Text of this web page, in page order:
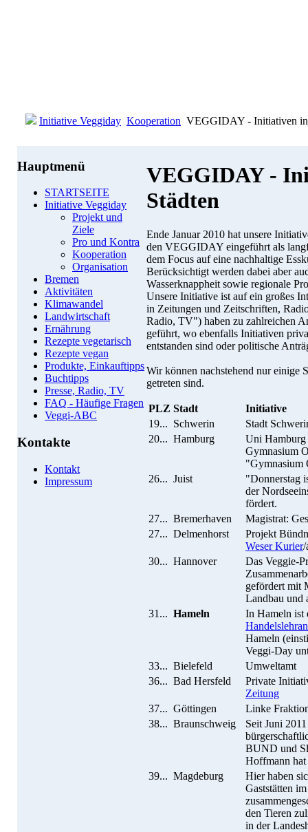
Initiative Veggiday Kooperation VEGGIDAY - Initiativen in
Hauptmenü
STARTSEITE
Initiative Veggiday
Projekt und
Ziele
Pro und Kontra
Kooperation
Organisation
Bremen
Aktivitäten
Klimawandel
Landwirtschaft
Ernährung
Rezepte vegetarisch
Rezepte vegan
Produkte, Einkauftipps
Buchtipps
Presse, Radio, TV
FAQ - Häufige Fragen
Veggi-ABC
Kontakte
Kontakt
Impressum
VEGGIDAY -
Städten
Ende Januar 2010 hat unsere
den VEGGIDAY eingeführt als
dem Focus auf eine nachhaltige
Berücksichtigt werden dabei aber
Wasserknappheit sowie regionale
Unsere Initiative ist auf ein großes
in Zeitungen und Zeitschriften,
Radio, TV") haben zu zahlreichen
geführt, wo ebenfalls Initiativen
entstanden sind oder politische
Wir können nachstehend nur einige
getreten sind.
PLZ Stadt
Initiative
19... Schwerin
Stadt
20... Hamburg
Uni Hamburg
Gymnasium
"Gymnasium
26... Juist
"Donnerstag
der
fördert.
27... Bremerhaven
Magistrat:
27... Delmenhorst
Projekt
Weser Kurier/
30... Hannover
Das Veggie-
gefördert mit
Landbau und
31... Hameln
In Hameln ist
Hameln
Veggi-Day
33... Bielefeld
Umweltamt
36... Bad Hersfeld
Private
Zeitung
37... Göttingen
Linke
38... Braunschweig
Seit Juni
BUND und
Hoffmann hat
39... Magdeburg
Hier haben
Gaststätten
den Tieren
in der